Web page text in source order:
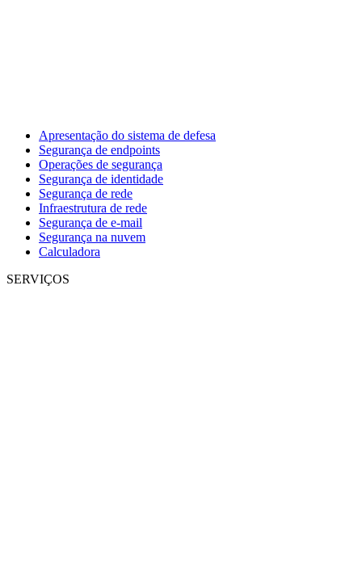
Apresentação do sistema de defesa
Segurança de endpoints
Operações de segurança
Segurança de identidade
Segurança de rede
Infraestrutura de rede
Segurança de e-mail
Segurança na nuvem
Calculadora
SERVIÇOS